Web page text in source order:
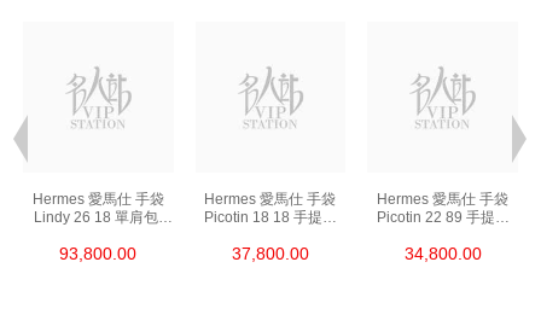
Hermes 愛馬仕 手袋
Lindy 26 18 單肩包/
93,800.00
Hermes 愛馬仕 手袋
Picotin 18 18 手提包
37,800.00
Hermes 愛馬仕 手袋
Picotin 22 89 手提包
34,800.00